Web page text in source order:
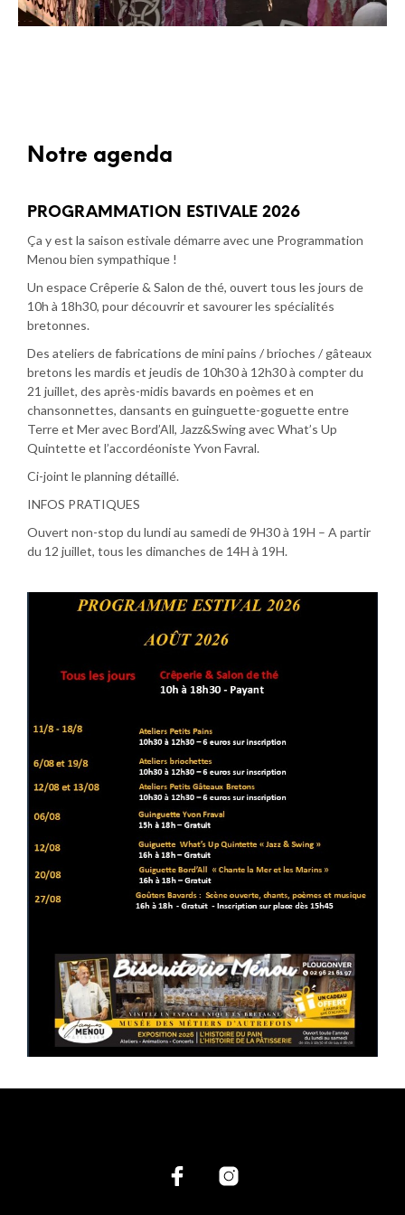
Notre agenda
PROGRAMMATION ESTIVALE 2026
Ça y est la saison estivale démarre avec une Programmation
Menou bien sympathique !
Un espace Crêperie & Salon de thé, ouvert tous les jours de
10h à 18h30, pour découvrir et savourer les spécialités
bretonnes.
Des ateliers de fabrications de mini pains / brioches / gâteaux
bretons les mardis et jeudis de 10h30 à 12h30 à compter du
21 juillet, des après-midis bavards en poèmes et en
chansonnettes, dansants en guinguette-goguette entre
Terre et Mer avec Bord’All, Jazz&Swing avec What’s Up
Quintette et l’accordéoniste Yvon Favral.
Ci-joint le planning détaillé.
INFOS PRATIQUES
Ouvert non-stop du lundi au samedi de 9H30 à 19H – A partir
du 12 juillet, tous les dimanches de 14H à 19H.